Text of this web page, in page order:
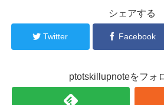
シェアする
Twitter Facebook
ptotskillupnoteをフォ